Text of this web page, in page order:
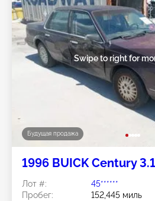
Будущая продажа
Swipe to right for
1996 BUICK Century
Лот #:
45******
Пробег:
152,445 миль